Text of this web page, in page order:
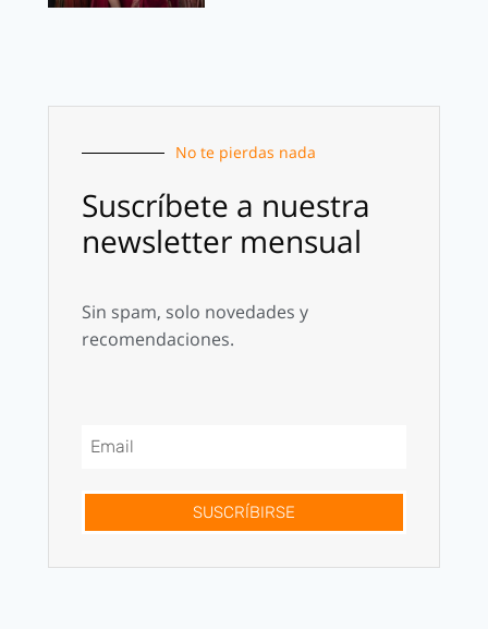
No te pierdas nada
Suscríbete a nuestra
newsletter mensual
Sin spam, solo novedades y
recomendaciones.
SUSCRÍBIRSE